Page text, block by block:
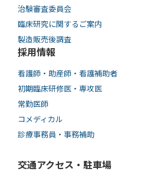
治験審査委員会
臨床研究に関するご案内
製造販売後調査
採用情報
看護師・助産師・看護補助者
初期臨床研修医・専攻医
常勤医師
コメディカル
診療事務員・事務補助
交通アクセス・駐車場